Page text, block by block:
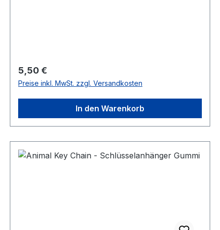
Regulärer Preis:
5,50 €
Preise inkl. MwSt. zzgl. Versandkosten
In den Warenkorb